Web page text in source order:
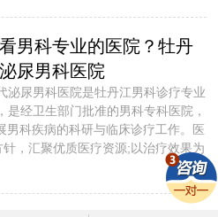
男科专业的医院？牡丹
尿男科医院
泌尿男科医院是牡丹江男科诊疗专业
是经卫生部门批准的男科专科医院，
男科疾病的科研与临床诊疗工作。医
，汇聚优质医疗资源;以治疗效果为